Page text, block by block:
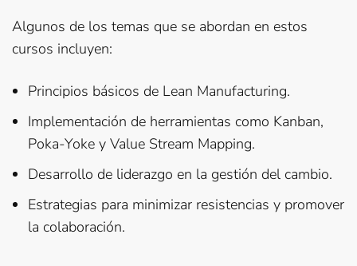
Algunos de los temas que se abordan en estos
cursos incluyen:
Principios básicos de Lean Manufacturing.
Implementación de herramientas como Kanban,
Poka-Yoke y Value Stream Mapping.
Desarrollo de liderazgo en la gestión del cambio.
Estrategias para minimizar resistencias y promover
la colaboración.